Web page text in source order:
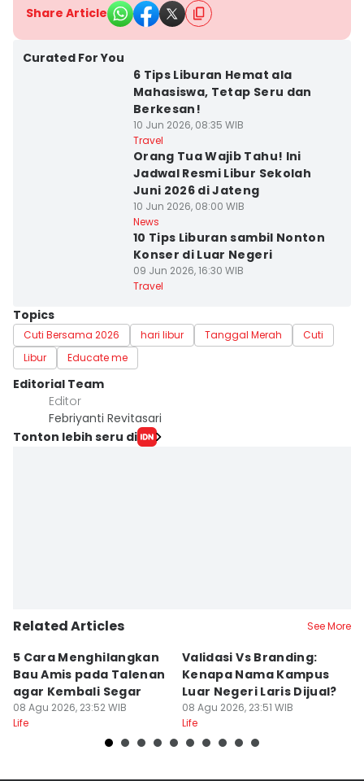
Share Article
Curated For You
6 Tips Liburan Hemat ala
Mahasiswa, Tetap Seru dan
Berkesan!
10 Jun 2026, 08:35 WIB
Travel
Orang Tua Wajib Tahu! Ini
Jadwal Resmi Libur Sekolah
Juni 2026 di Jateng
10 Jun 2026, 08:00 WIB
News
10 Tips Liburan sambil Nonton
Konser di Luar Negeri
09 Jun 2026, 16:30 WIB
Travel
Topics
Cuti Bersama 2026 hari libur Tanggal Merah
Cuti
Libur
Educate me
Editorial Team
Editor
Febriyanti Revitasari
Tonton lebih seru di
Related Articles See More
5 Cara Menghilangkan
Bau Amis pada Talenan
agar Kembali Segar
08 Agu 2026, 23:52 WIB
Life
Validasi Vs Branding:
Kenapa Nama Kampus
Luar Negeri Laris Dijual?
08 Agu 2026, 23:51 WIB
Life